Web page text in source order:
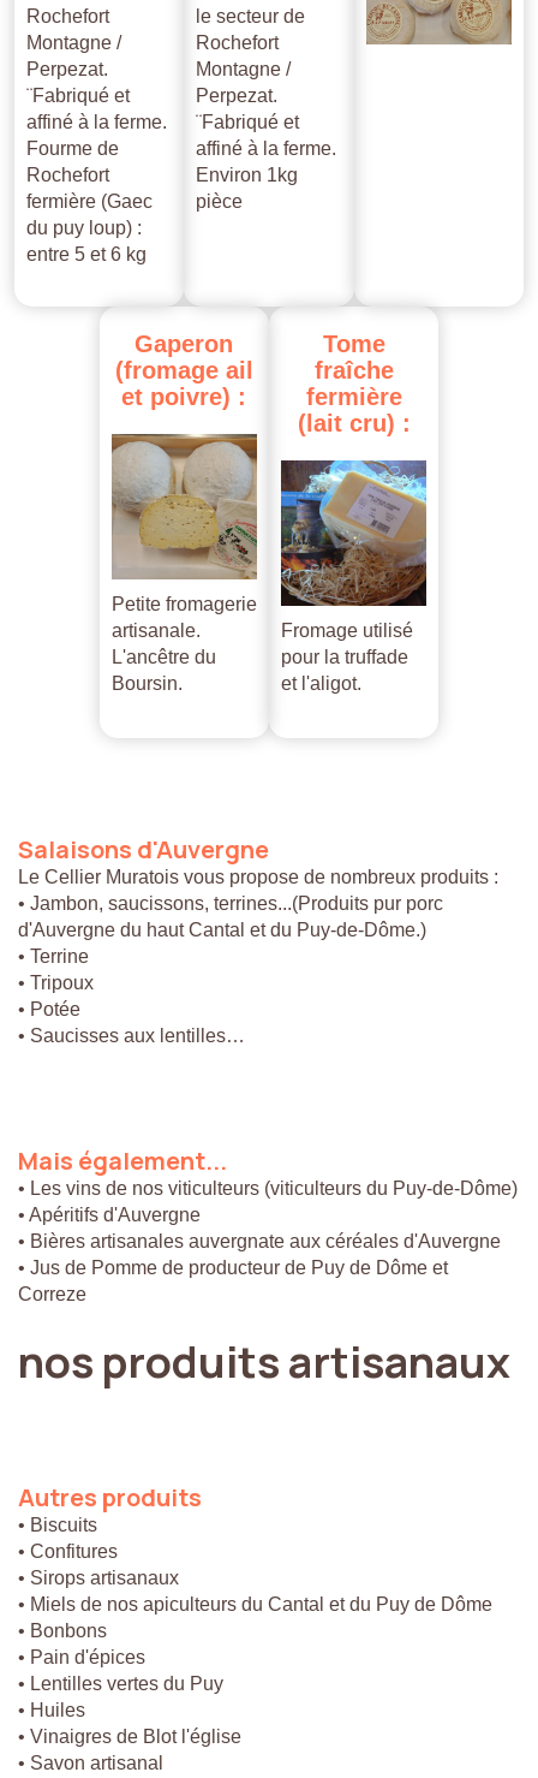
Rochefort
Montagne /
Perpezat.
¨Fabriqué et
affiné à la ferme.
Fourme de
Rochefort
fermière (Gaec
du puy loup) :
entre 5 et 6 kg
le secteur de
Rochefort
Montagne /
Perpezat.
¨Fabriqué et
affiné à la ferme.
Environ 1kg
pièce
Gaperon
(fromage ail
et poivre) :
Petite fromagerie
artisanale.
L'ancêtre du
Boursin.
Tome
fraîche
fermière
(lait cru) :
Fromage utilisé
pour la truffade
et l'aligot.
Salaisons d'Auvergne
Le Cellier Muratois vous propose de nombreux produits :
• Jambon, saucissons, terrines...(Produits pur porc
d'Auvergne du haut Cantal et du Puy-de-Dôme.)
• Terrine
• Tripoux
• Potée
• Saucisses aux lentilles…
Mais également...
• Les vins de nos viticulteurs (viticulteurs du Puy-de-Dôme)
• Apéritifs d'Auvergne
• Bières artisanales auvergnate aux céréales d'Auvergne
• Jus de Pomme de producteur de Puy de Dôme et
Correze
nos produitsartisanaux
Autres produits
• Biscuits
• Confitures
• Sirops artisanaux
• Miels de nos apiculteurs du Cantal et du Puy de Dôme
• Bonbons
• Pain d'épices
• Lentilles vertes du Puy
• Huiles
• Vinaigres de Blot l'église
• Savon artisanal